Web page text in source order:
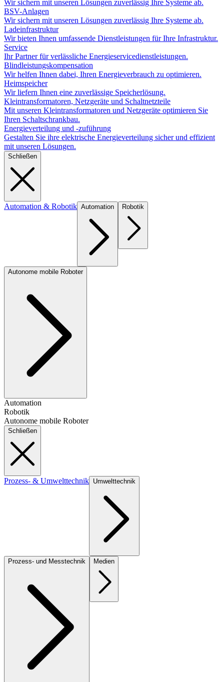
Wir sichern mit unseren Lösungen zuverlässig Ihre Systeme ab.
BSV-Anlagen
Wir sichern mit unseren Lösungen zuverlässig Ihre Systeme ab.
Ladeinfrastruktur
Wir bieten Ihnen umfassende Dienstleistungen für Ihre Infrastruktur.
Service
Ihr Partner für verlässliche Energieservicedienstleistungen.
Blindleistungskompensation
Wir helfen Ihnen dabei, Ihren Energieverbrauch zu optimieren.
Heimspeicher
Wir liefern Ihnen eine zuverlässige Speicherlösung.
Kleintransformatoren, Netzgeräte und Schaltnetzteile
Mit unseren Kleintransformatoren und Netzgeräte optimieren Sie
Ihren Schaltschrankbau.
Energieverteilung und -zuführung
Gestalten Sie ihre elektrische Energieverteilung sicher und effizient
mit unseren Lösungen.
Schließen
Automation & Robotik Automation Robotik
Autonome mobile Roboter
Automation
Robotik
Autonome mobile Roboter
Schließen
Prozess- & Umwelttechnik Umwelttechnik
Prozess- und Messtechnik Medien